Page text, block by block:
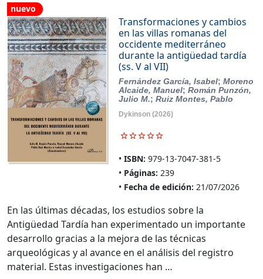
nuevo
Transformaciones y cambios
en las villas romanas del
occidente mediterráneo
durante la antigüedad tardía
(ss. V al VII)
Fernández García, Isabel; Moreno
Alcaide, Manuel; Román Punzón,
Julio M.; Ruiz Montes, Pablo
Dykinson(2026)
ISBN: 979-13-7047-381-5
Páginas: 239
Fecha de edición: 21/07/2026
En las últimas décadas, los estudios sobre la
Antigüedad Tardía han experimentado un importante
desarrollo gracias a la mejora de las técnicas
arqueológicas y al avance en el análisis del registro
material. Estas investigaciones han …